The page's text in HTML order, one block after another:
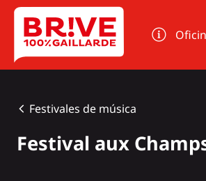
Panel de gestión de cookies
Festivales de música
Festival aux